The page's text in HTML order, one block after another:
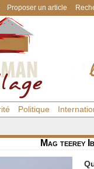
Proposer un article
Politique
Mag teerey